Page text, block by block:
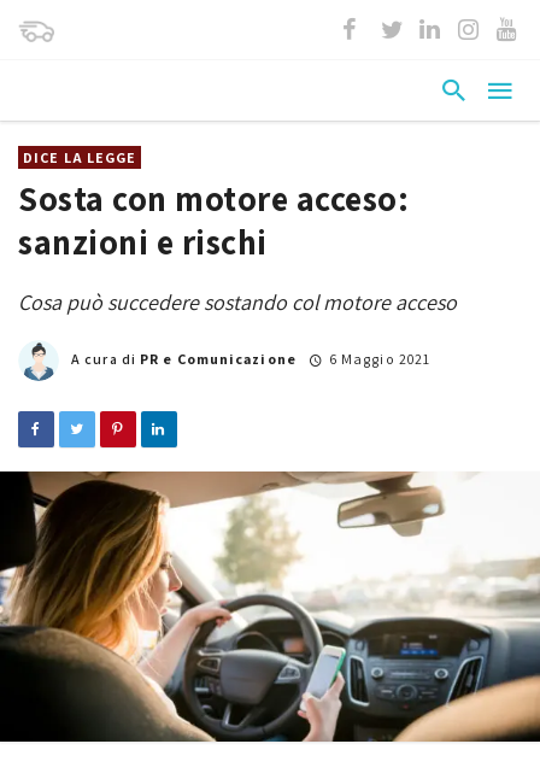
DICE LA LEGGE
Sosta con motore acceso:
sanzioni e rischi
Cosa può succedere sostando col motore acceso
A cura di PR e Comunicazione 6 Maggio 2021